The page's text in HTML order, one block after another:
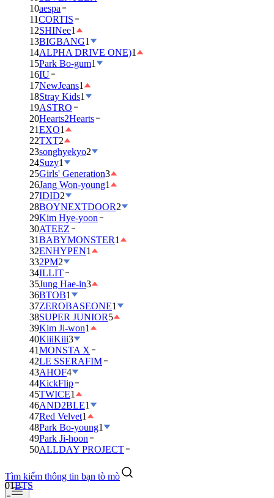
10aespa
11CORTIS
12SHINee1
13BIGBANG1
14ALPHA DRIVE ONE)1
15Park Bo-gum1
16IU
17NewJeans1
18Stray Kids1
19ASTRO
20Hearts2Hearts
21EXO1
22TXT2
23songhyekyo2
24Suzy1
25Girls' Generation3
26Jang Won-young1
27IDID2
28BOYNEXTDOOR2
29Kim Hye-yoon
30ATEEZ
31BABYMONSTER1
32ENHYPEN1
332PM2
34ILLIT
35Jung Hae-in3
36BTOB1
37ZEROBASEONE1
38SUPER JUNIOR5
39Kim Ji-won1
40KiiiKiii3
41MONSTA X
42LE SSERAFIM
43AHOF4
44KickFlip
45TWICE1
46AND2BLE1
47Red Velvet1
48Park Bo-young1
49Park Ji-hoon
50ALLDAY PROJECT
Tìm kiếm thông tin bạn tò mò
01BTS